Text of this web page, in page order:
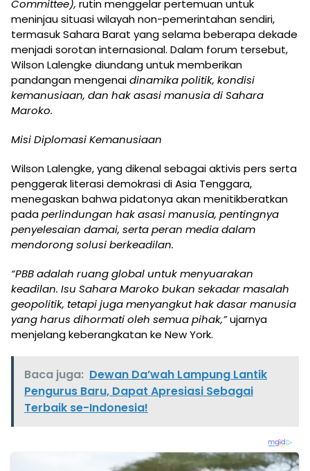
Committee), rutin menggelar pertemuan untuk
meninjau situasi wilayah non-pemerintahan sendiri,
termasuk Sahara Barat yang selama beberapa dekade
menjadi sorotan internasional. Dalam forum tersebut,
Wilson Lalengke diundang untuk memberikan
pandangan mengenaidinamika politik, kondisi
kemanusiaan, dan hak asasi manusia di Sahara
Maroko.
Misi Diplomasi Kemanusiaan
Wilson Lalengke, yang dikenal sebagai aktivis pers serta
penggerak literasi demokrasi di Asia Tenggara,
menegaskan bahwa pidatonya akan menitikberatkan
padaperlindungan hak asasi manusia, pentingnya
penyelesaian damai, serta peran media dalam
mendorong solusi berkeadilan.
“PBB adalah ruang global untuk menyuarakan
keadilan. Isu Sahara Maroko bukan sekadar masalah
geopolitik, tetapi juga menyangkut hak dasar manusia
yang harus dihormati oleh semua pihak,”ujarnya
menjelang keberangkatan ke New York.
Baca juga: Dewan Da’wah Lampung Lantik
Pengurus Baru, Dapat Apresiasi Sebagai
Terbaik se-Indonesia!